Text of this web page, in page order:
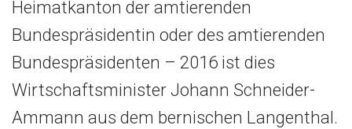
Heimatkanton der amtierenden
Bundespräsidentin oder des amtierenden
Bundespräsidenten – 2016 ist dies
Wirtschaftsminister Johann Schneider-
Ammann aus dem bernischen Langenthal.